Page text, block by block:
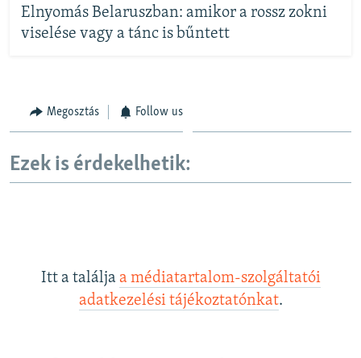
Elnyomás Belaruszban: amikor a rossz zokni
viselése vagy a tánc is bűntett
Megosztás Follow us
Ezek is érdekelhetik:
Itt a találja a médiatartalom-szolgáltatói
adatkezelési tájékoztatónkat.